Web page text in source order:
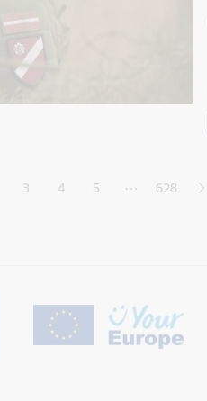
lapaLapa
3 Lapa
4 Lapa
5 … 628